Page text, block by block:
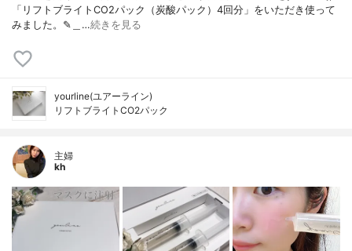
「リフトブライトCO2パック（炭酸パック）4回分」をいただき使って
みました。✎︎＿…続きを見る
yourline(ユアーライン)
リフトブライトCO2パック
主婦
kh